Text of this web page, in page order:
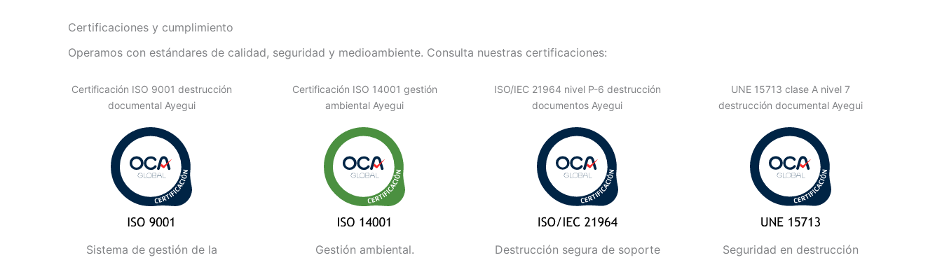
Certificaciones y cumplimiento
Operamos con estándares de calidad, seguridad y medioambiente. Consulta nuestras certificaciones:
Certificación ISO 9001 destrucción
documental Ayegui
Sistema de gestión de la
Certificación ISO 14001 gestión
ambiental Ayegui
Gestión ambiental.
ISO/IEC 21964 nivel P-6 destrucción
documentos Ayegui
Destrucción segura de soporte
UNE 15713 clase A nivel 7
destrucción documental Ayegui
Seguridad en destrucción